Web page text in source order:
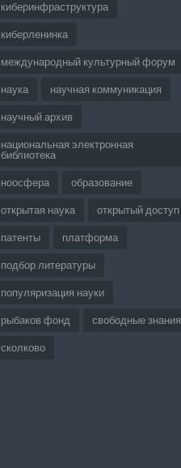
киберинфраструктура
киберленинка
международный культурный форум
наука научная коммуникация
научный архив
национальная электронная
библиотека
ноосфера образование
открытая наука открытый доступ
патенты платформа
подбор литературы
популяризация науки
рыбаков фонд свободные знания
сколково